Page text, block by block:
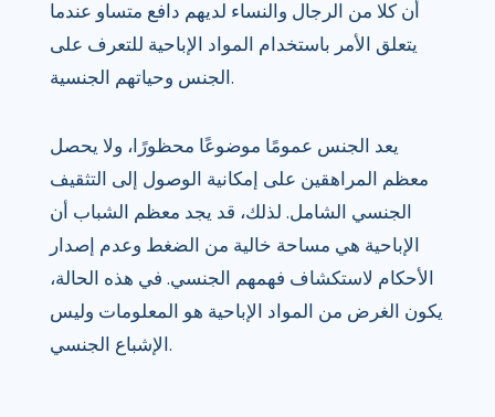
أن كلا من الرجال والنساء لديهم دافع متساو عندما
يتعلق الأمر باستخدام المواد الإباحية للتعرف على
الجنس وحياتهم الجنسية.
يعد الجنس عمومًا موضوعًا محظورًا، ولا يحصل
معظم المراهقين على إمكانية الوصول إلى التثقيف
الجنسي الشامل. لذلك، قد يجد معظم الشباب أن
الإباحية هي مساحة خالية من الضغط وعدم إصدار
الأحكام لاستكشاف فهمهم الجنسي. في هذه الحالة،
يكون الغرض من المواد الإباحية هو المعلومات وليس
الإشباع الجنسي.